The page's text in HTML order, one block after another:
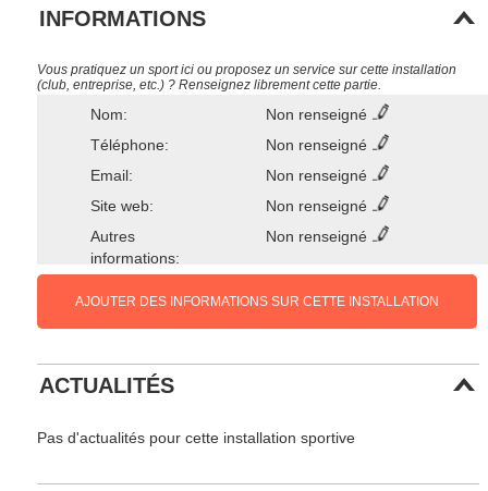
INFORMATIONS
Vous pratiquez un sport ici ou proposez un service sur cette installation
(club, entreprise, etc.) ? Renseignez librement cette partie.
Nom:
Non renseigné
Téléphone:
Non renseigné
Email:
Non renseigné
Site web:
Non renseigné
Autres
informations:
Non renseigné
AJOUTER DES INFORMATIONS SUR CETTE INSTALLATION
ACTUALITÉS
Pas d'actualités pour cette installation sportive